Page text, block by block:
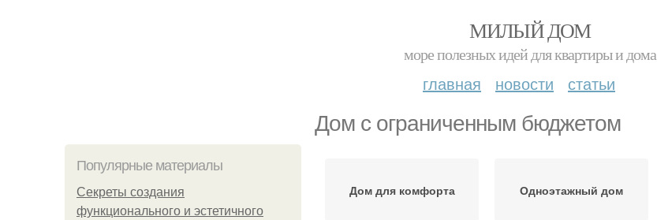
МИЛЫЙ ДОМ
море полезных идей для квартиры и дома
главная новости статьи
Дом с ограниченным бюджетом
Популярные материалы
Секреты создания
функционального и эстетичного
Дом для комфорта Одноэтажный дом